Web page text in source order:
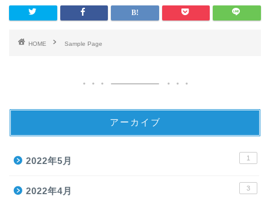
HOME Sample Page
アーカイブ
2022年5月 1
2022年4月 3